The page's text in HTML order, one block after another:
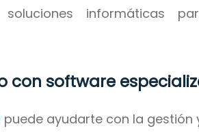
informáticas
con software
puede ayudarte con la